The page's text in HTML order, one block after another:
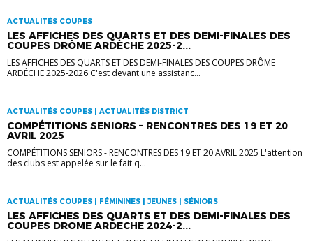
ACTUALITÉS COUPES
LES AFFICHES DES QUARTS ET DES DEMI-FINALES DES
COUPES DRÔME ARDÈCHE 2025-2...
LES AFFICHES DES QUARTS ET DES DEMI-FINALES DES COUPES DRÔME
ARDÈCHE 2025-2026 C'est devant une assistanc...
ACTUALITÉS COUPES | ACTUALITÉS DISTRICT
COMPÉTITIONS SENIORS – RENCONTRES DES 19 ET 20
AVRIL 2025
COMPÉTITIONS SENIORS - RENCONTRES DES 19 ET 20 AVRIL 2025 L'attention
des clubs est appelée sur le fait q...
ACTUALITÉS COUPES | FÉMININES | JEUNES | SÉNIORS
LES AFFICHES DES QUARTS ET DES DEMI-FINALES DES
COUPES DROME ARDECHE 2024-2...